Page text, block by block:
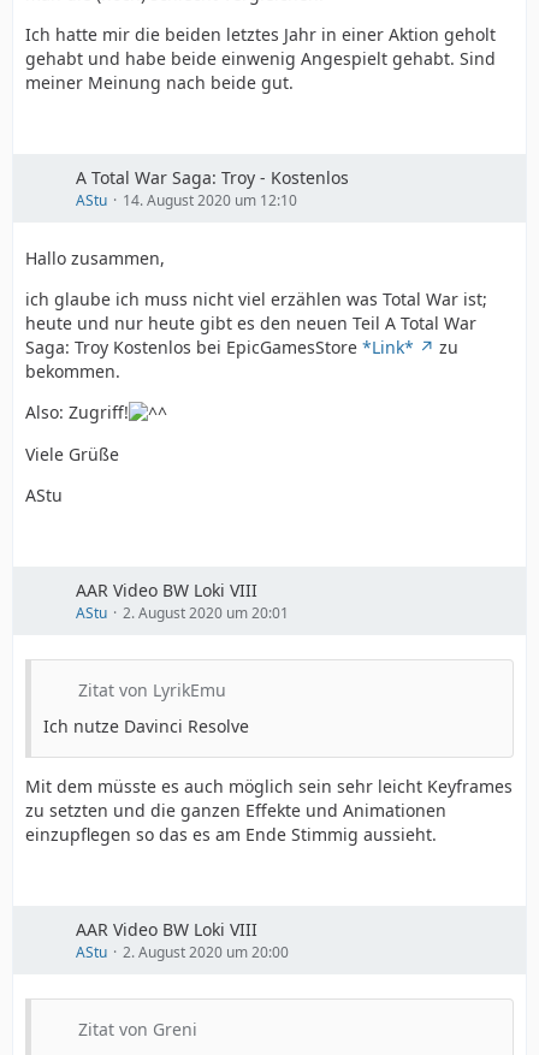
Ich hatte mir die beiden letztes Jahr in einer Aktion geholt
gehabt und habe beide einwenig Angespielt gehabt. Sind
meiner Meinung nach beide gut.
A Total War Saga: Troy - Kostenlos
AStu 14. August 2020 um 12:10
Hallo zusammen,
ich glaube ich muss nicht viel erzählen was Total War ist;
heute und nur heute gibt es den neuen Teil A Total War
Saga: Troy Kostenlos bei EpicGamesStore *Link*
zu
bekommen.
Also: Zugriff!
Viele Grüße
AStu
AAR Video BW Loki VIII
AStu 2. August 2020 um 20:01
Zitat von LyrikEmu
Ich nutze Davinci Resolve
Mit dem müsste es auch möglich sein sehr leicht Keyframes
zu setzten und die ganzen Effekte und Animationen
einzupflegen so das es am Ende Stimmig aussieht.
AAR Video BW Loki VIII
AStu 2. August 2020 um 20:00
Zitat von Greni